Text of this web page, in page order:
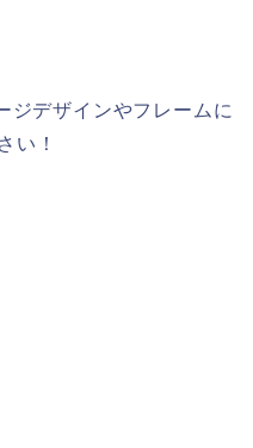
ジデザインやフレームに
い！